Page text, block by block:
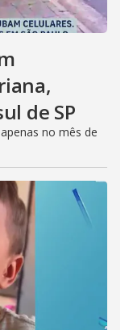
de SP
no mês de